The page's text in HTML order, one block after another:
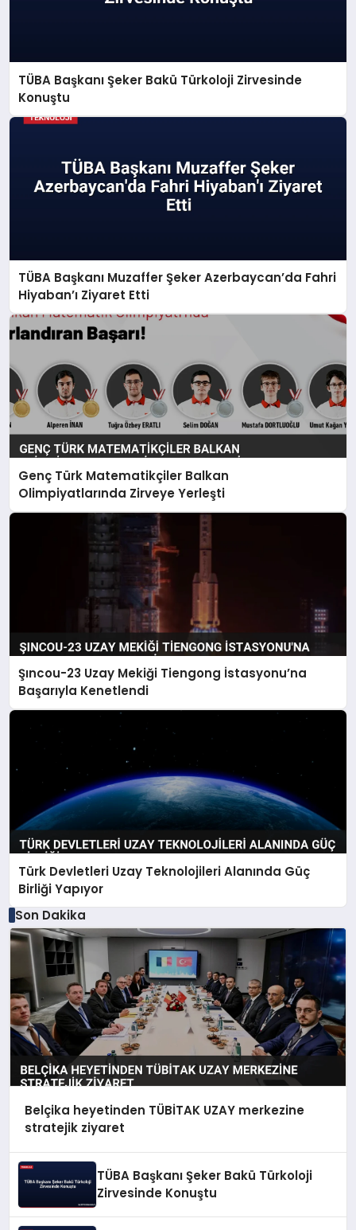
TÜBA Başkanı Şeker Bakü Türkoloji Zirvesinde
Konuştu
TÜBA Başkanı Muzaffer Şeker Azerbaycan’da Fahri
Hiyaban’ı Ziyaret Etti
Genç Türk Matematikçiler Balkan
Olimpiyatlarında Zirveye Yerleşti
Şıncou-23 Uzay Mekiği Tiengong İstasyonu’na
Başarıyla Kenetlendi
Türk Devletleri Uzay Teknolojileri Alanında Güç
Birliği Yapıyor
Son Dakika
Belçika heyetinden TÜBİTAK UZAY merkezine
stratejik ziyaret
TÜBA Başkanı Şeker Bakü Türkoloji
Zirvesinde Konuştu